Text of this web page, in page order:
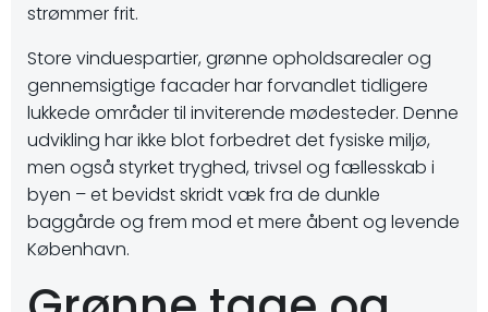
strømmer frit.
Store vinduespartier, grønne opholdsarealer og
gennemsigtige facader har forvandlet tidligere
lukkede områder til inviterende mødesteder. Denne
udvikling har ikke blot forbedret det fysiske miljø,
men også styrket tryghed, trivsel og fællesskab i
byen – et bevidst skridt væk fra de dunkle
baggårde og frem mod et mere åbent og levende
København.